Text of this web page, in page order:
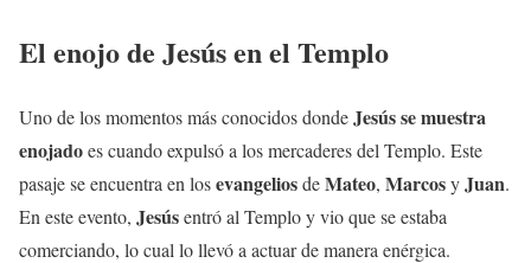
El enojode Jesúsen el Templo
Uno de los momentos más conocidos dondeJesússe muestra
enojadoes cuando expulsó a los mercaderes del Templo. Este
pasaje se encuentra en losevangeliosdeMateo, MarcosyJuan.
En este evento, Jesúsentró al Templo y vio que se estaba
comerciando, lo cual lo llevó a actuar de manera enérgica.